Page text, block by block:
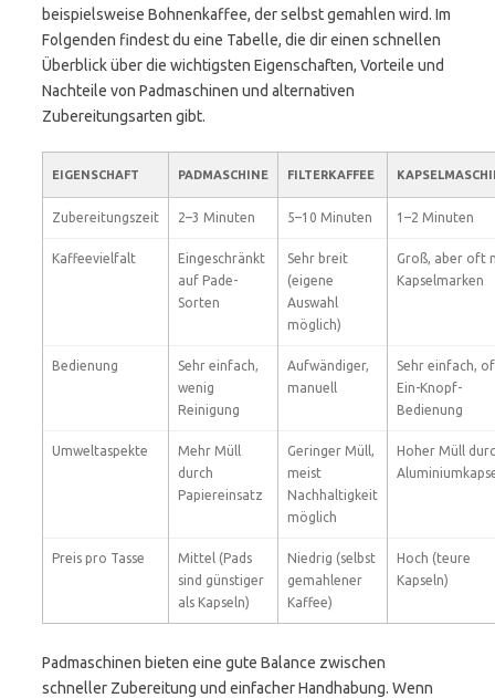
beispielsweise Bohnenkaffee, der selbst gemahlen wird. Im
Folgenden findest du eine Tabelle, die dir einen schnellen
Überblick über die wichtigsten Eigenschaften, Vorteile und
Nachteile von Padmaschinen und alternativen
Zubereitungsarten gibt.
EIGENSCHAFT PADMASCHINE FILTERKAFFEE
Zubereitungszeit 2–3 Minuten 5–10 Minuten 1–2 Minuten
Kaffeevielfalt
Eingeschränkt
auf Pade-
Sorten
Sehr breit
(eigene
Auswahl
möglich)
Groß, aber oft
Kapselmarken
Bedienung
Sehr einfach,
wenig
Reinigung
Aufwändiger,
manuell
Sehr einfach,
Ein-Knopf-
Bedienung
Umweltaspekte
Mehr Müll
durch
Papiereinsatz
Geringer Müll,
meist
Nachhaltigkeit
möglich
Hoher Müll
Preis pro Tasse
Mittel (Pads
sind günstiger
als Kapseln)
Niedrig (selbst
gemahlener
Kaffee)
Hoch (teure
Kapseln)
Padmaschinen bieten eine gute Balance zwischen
schneller Zubereitung und einfacher Handhabung. Wenn